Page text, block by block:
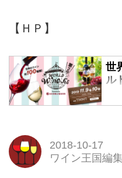
【ＨＰ】
世
ル
世
2018-10-17
ワイン王国編